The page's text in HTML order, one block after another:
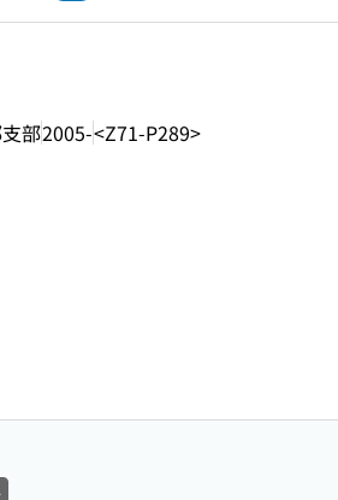
部2005-<Z71-P289>